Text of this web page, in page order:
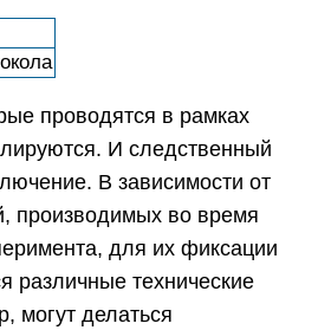
проводятся в рамках
И следственный
В зависимости от
производимых во время
для их фиксации
различные технические
могут делаться